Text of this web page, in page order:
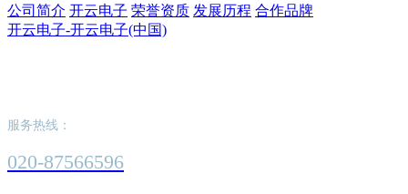
公司简介 开云电子 荣誉资质 发展历程 合作品牌
开云电子-开云电子(中国)
服务热线：
020-87566596